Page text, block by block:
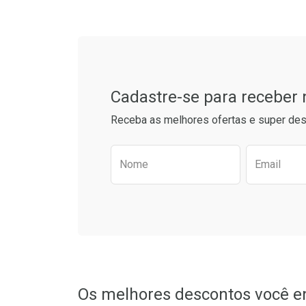
Comprar sem Desconto
Comprar sem Desconto
Por R$ 21,86/cada
Comprar
Por R$
Comprar
Por R$
Cadastre-se para receber
Receba as melhores ofertas e super
Preencha o formulário
Nome Email
Os melhores descontos você